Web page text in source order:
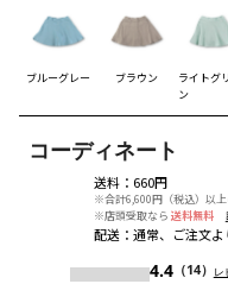
ブルーグレー ブラウン
ライトグ
ン
コーディネート
送料： 660円
※合計6,600円（税込）以
※店頭受取なら 送料無料
配送： 通常、ご注文
4.4（14） レ